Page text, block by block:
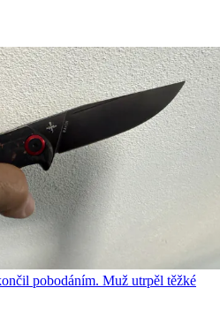
pobodáním. Muž utrpěl těžké